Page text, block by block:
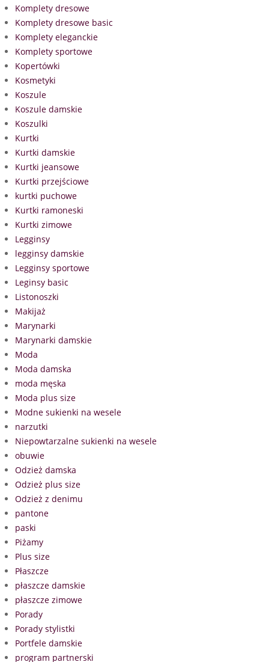
Komplety dresowe
Komplety dresowe basic
Komplety eleganckie
Komplety sportowe
Kopertówki
Kosmetyki
Koszule
Koszule damskie
Koszulki
Kurtki
Kurtki damskie
Kurtki jeansowe
Kurtki przejściowe
kurtki puchowe
Kurtki ramoneski
Kurtki zimowe
Legginsy
legginsy damskie
Legginsy sportowe
Leginsy basic
Listonoszki
Makijaż
Marynarki
Marynarki damskie
Moda
Moda damska
moda męska
Moda plus size
Modne sukienki na wesele
narzutki
Niepowtarzalne sukienki na wesele
obuwie
Odzież damska
Odzież plus size
Odzież z denimu
pantone
paski
Piżamy
Plus size
Płaszcze
płaszcze damskie
płaszcze zimowe
Porady
Porady stylistki
Portfele damskie
program partnerski